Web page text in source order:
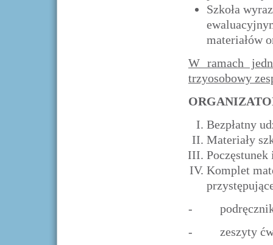
Szkoła
materiałów
W ramach
trzyosobowy
Bezpłatny
Materiały
Komplet
- podręcznik
- zeszyty